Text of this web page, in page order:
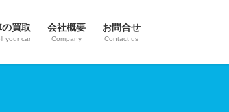
の買取
your car
会社概要
Company
お問合せ
Contact us